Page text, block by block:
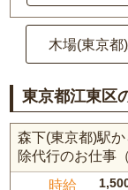
木場(東京都
東京都江東区
森下(東京都)駅
除代行のお仕事
時給